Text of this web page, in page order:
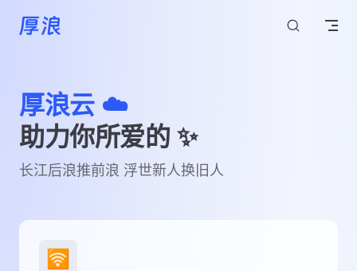
跳转到内容
厚浪云 ☁️
助力你所爱的 ✨
长江后浪推前浪 浮世新人换旧人
🛜